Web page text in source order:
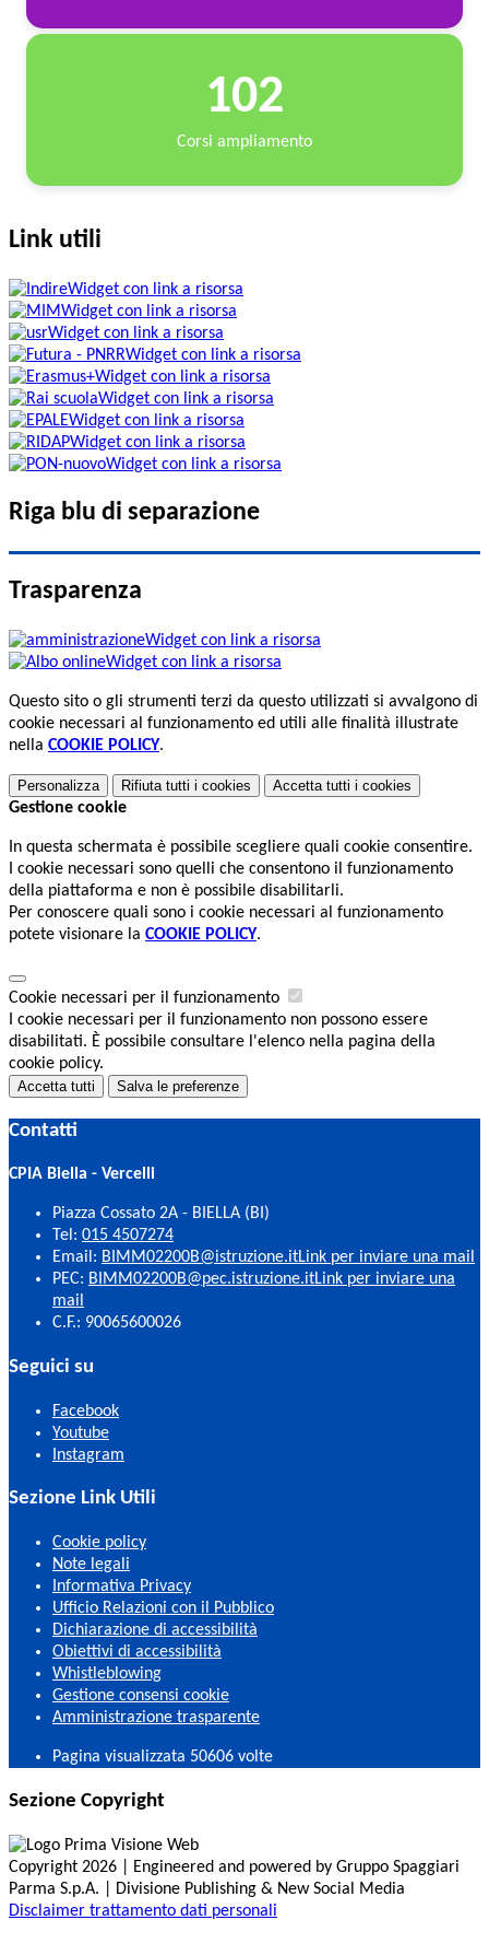
102
Corsi ampliamento
Link utili
Widget con link a risorsa
Widget con link a risorsa
Widget con link a risorsa
Widget con link a risorsa
Widget con link a risorsa
Widget con link a risorsa
Widget con link a risorsa
Widget con link a risorsa
Widget con link a risorsa
Riga blu di separazione
Trasparenza
Widget con link a risorsa
Widget con link a risorsa
Questo sito o gli strumenti terzi da questo utilizzati si avvalgono di
cookie necessari al funzionamento ed utili alle finalità illustrate
nella COOKIE POLICY.
Personalizza Rifiuta tutti i cookies Accetta tutti i cookies
Gestione cookie
In questa schermata è possibile scegliere quali cookie consentire.
I cookie necessari sono quelli che consentono il funzionamento
della piattaforma e non è possibile disabilitarli.
Per conoscere quali sono i cookie necessari al funzionamento
potete visionare la COOKIE POLICY.
Cookie necessari per il funzionamento
I cookie necessari per il funzionamento non possono essere
disabilitati. È possibile consultare l'elenco nella pagina della
cookie policy.
Accetta tutti Salva le preferenze
Contatti
CPIA Biella - Vercelli
Piazza Cossato 2A - BIELLA (BI)
Tel: 015 4507274
Email: BIMM02200B@istruzione.itLink per inviare una mail
PEC: BIMM02200B@pec.istruzione.itLink per inviare una
mail
C.F.: 90065600026
Seguici su
Facebook
Youtube
Instagram
Sezione Link Utili
Cookie policy
Note legali
Informativa Privacy
Ufficio Relazioni con il Pubblico
Dichiarazione di accessibilità
Obiettivi di accessibilità
Whistleblowing
Gestione consensi cookie
Amministrazione trasparente
Pagina visualizzata 50606 volte
Sezione Copyright
Copyright 2026 | Engineered and powered by Gruppo Spaggiari
Parma S.p.A. | Divisione Publishing & New Social Media
Disclaimer trattamento dati personali